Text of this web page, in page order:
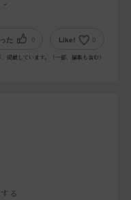
、こちらの方がにお
た Like!
掲載しています。（一部、編集も含む）
る